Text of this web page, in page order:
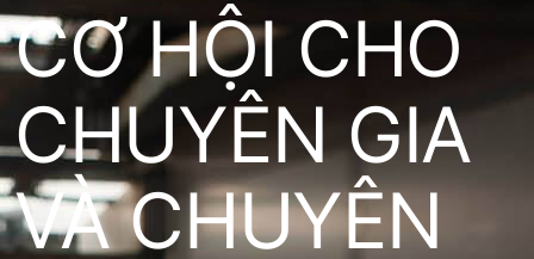
CƠ HỘI CHO
CHUYÊN GIA
VÀ CHUYÊN